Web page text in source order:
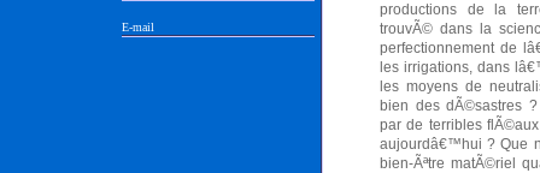
E-mail
productions de la
trouvÃ© dans la
perfectionnement de
les irrigations, dans
les moyens de
bien des dÃ©sastres
par de terribles
aujourdâ€™hui ? Que
bien-Ãªtre matÃ©riel